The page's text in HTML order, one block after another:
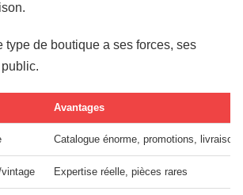
type de boutique a ses forces, ses
Avantages
Catalogue énorme, promotions,
Expertise réelle, pièces rares